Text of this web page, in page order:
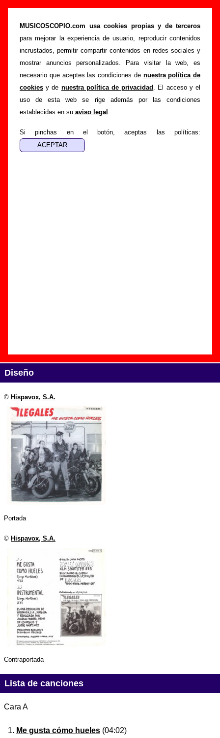
MUSICOSCOPIO.com usa cookies propias y de terceros
para mejorar la experiencia de usuario, reproducir contenidos
incrustados, permitir compartir contenidos en redes sociales y
mostrar anuncios personalizados. Para visitar la web, es
necesario que aceptes las condiciones de nuestra política de
cookies y de nuestra política de privacidad . El acceso y el
uso de esta web se rige además por las condiciones
establecidas en su aviso legal .
Si pinchas en el botón, aceptas las políticas:
“Me gusta cómo hueles / Instrumental” (Single
de vinilo de 7’’, 1990) - Ilegales
Portada >Ilegales >Discografía
Me gusta cómo hueles / Instrumental
Esta página pretende recopilar todo tipo de información
sobre eldisco “Me gusta cómo hueles / Instrumental”
interpretado por
Ilegales
. Además del listado de canciones
incluidas en el disco, también se mostrarán en esta página
otros tipos de información a medida que estén disponibles:
los datos relacionados con su publicación, los créditos de la
grabación de las canciones (productor, músicos,
Diseño
© Hispavox, S.A.
Portada
© Hispavox, S.A.
Contraportada
Lista de canciones
Cara A
Me gusta cómo hueles (04:02)